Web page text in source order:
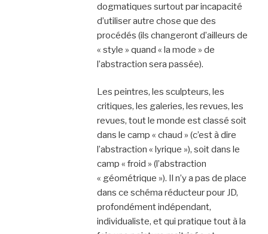
dogmatiques surtout par incapacité
d’utiliser autre chose que des
procédés (ils changeront d’ailleurs de
« style » quand « la mode » de
l’abstraction sera passée).
Les peintres, les sculpteurs, les
critiques, les galeries, les revues, les
revues, tout le monde est classé soit
dans le camp « chaud » (c’est à dire
l’abstraction « lyrique »), soit dans le
camp « froid » (l’abstraction
« géométrique »). Il n’y a pas de place
dans ce schéma réducteur pour JD,
profondément indépendant,
individualiste, et qui pratique tout à la